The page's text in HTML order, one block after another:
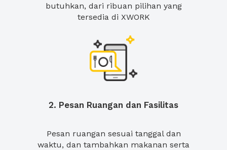
butuhkan, dari ribuan pilihan yang
tersedia di XWORK
2. Pesan Ruangan dan Fasilitas
Pesan ruangan sesuai tanggal dan
waktu, dan tambahkan makanan serta